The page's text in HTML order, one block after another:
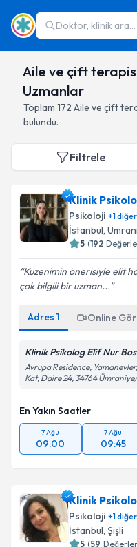
Doktor, klinik ara...
Aile ve çift
Uzmanlar
Toplam 172 Aile ve çift
bulundu.
Filtrele
Klinik
Psikoloji +1diğer
İstanbul,
5 (192
Kuzenimin önerisiyle elit
çok bilgili bir uzman...
Adres 1 Online
Klinik Psikolog Elif Nur
Avrupa Residence,
Kat, Daire 24, 34764
En Yakın Saatler
7 Ağu
09:00
7 Ağu
09:45
Klinik
Psikoloji +1diğer
İstanbul, Şişli
5 (59